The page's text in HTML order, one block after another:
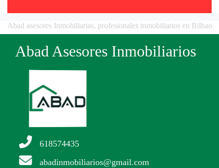
Abad asesores Inmobiliarias, profesionales inmobiliarios en Bilbao
Abad Asesores Inmobiliarios
618574435
abadinmobiliarios@gmail.com